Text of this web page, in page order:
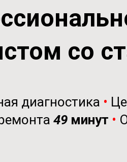
со
диагностика •
49 минут •